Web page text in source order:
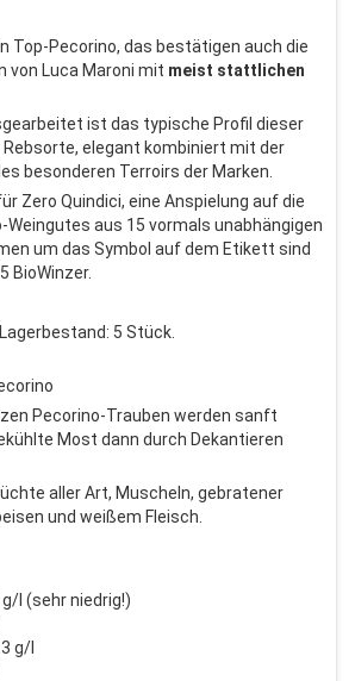
Top-Pecorino, das bestätigen auch die
von Luca Maroni mit meist stattlichen
ist das typische Profil dieser
elegant kombiniert mit der
besonderen Terroirs der Marken.
Zero Quindici, eine Anspielung auf die
Weingutes aus 15 vormals unabhängigen
um das Symbol auf dem Etikett sind
BioWinzer.
5 Stück.
Pecorino-Trauben werden sanft
Most dann durch Dekantieren
aller Art, Muscheln, gebratener
und weißem Fleisch.
l (sehr niedrig!)
g/l